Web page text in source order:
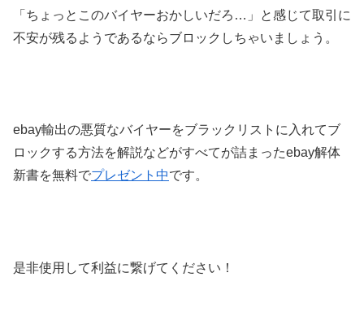
「ちょっとこのバイヤーおかしいだろ…」と感じて取引に
不安が残るようであるならブロックしちゃいましょう。
ebay輸出の悪質なバイヤーをブラックリストに入れてブ
ロックする方法を解説などがすべてが詰まったebay解体
新書を無料でプレゼント中です。
是非使用して利益に繋げてください！